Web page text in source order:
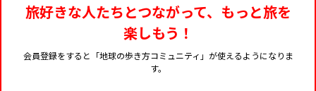
旅好きな人たちとつながって、もっと旅を
楽しもう！
会員登録をすると「地球の歩き方コミュニティ」が使えるようになりま
す。